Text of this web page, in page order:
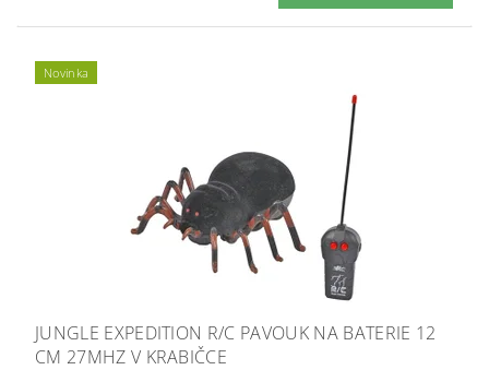
Novinka
JUNGLE EXPEDITION R/C PAVOUK NA BATERIE 12
CM 27MHZ V KRABIČCE